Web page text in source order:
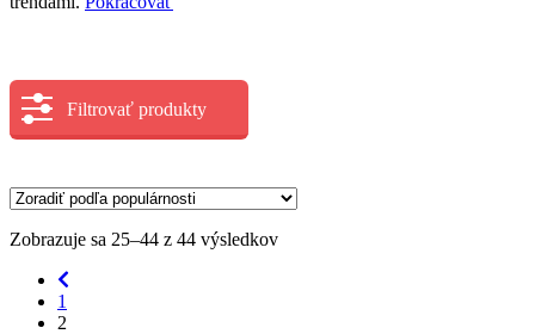
Filtrovať produkty
Zobrazuje sa 25–44 z 44 výsledkov
1
2